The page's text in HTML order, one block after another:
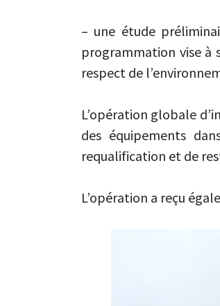
– une étude
programmation vise à
respect de
L’opération globale
des équipements
requalification et de
L’opération a reçu